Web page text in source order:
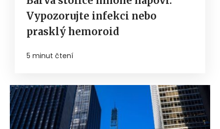
Vypozorujte infekci nebo
prasklý hemoroid
5 minut čtení